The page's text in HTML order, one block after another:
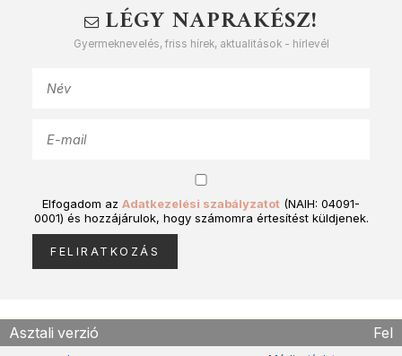
LÉGY NAPRAKÉSZ!
Gyermeknevelés, friss hírek, aktualitások - hírlevél
Elfogadom az Adatkezelési szabályzatot (NAIH: 04091-
0001) és hozzájárulok, hogy számomra értesítést küldjenek.
Asztali verzió Fel